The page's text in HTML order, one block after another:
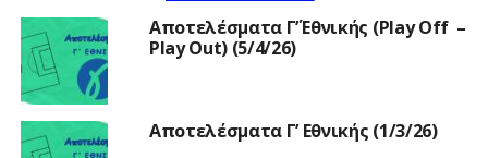
Αποτελέσματα Γ΄’ Εθνικής (Play Off –
Play Out) (5/4/26)
Αποτελέσματα Γ’ Εθνικής (1/3/26)